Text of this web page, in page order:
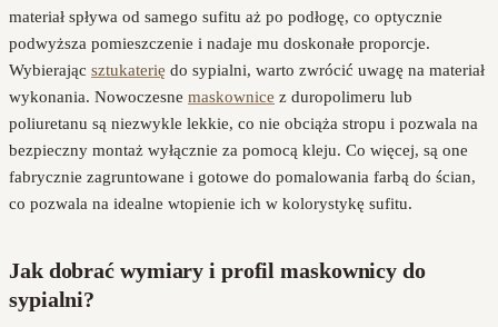
materiał spływa od samego sufitu aż po podłogę, co optycznie
podwyższa pomieszczenie i nadaje mu doskonałe proporcje.
Wybierając sztukaterię do sypialni, warto zwrócić uwagę na materiał
wykonania. Nowoczesne maskownice z duropolimeru lub
poliuretanu są niezwykle lekkie, co nie obciąża stropu i pozwala na
bezpieczny montaż wyłącznie za pomocą kleju. Co więcej, są one
fabrycznie zagruntowane i gotowe do pomalowania farbą do ścian,
co pozwala na idealne wtopienie ich w kolorystykę sufitu.
Jak dobrać wymiary i profil maskownicy do
sypialni?